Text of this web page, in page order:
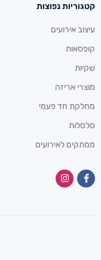
קטגוריות נפוצות
עיצוב אירועים
קופסאות
שקיות
מוצרי אריזה
מחלקת חד פעמי
סלסלות
ממתקים לאירועים